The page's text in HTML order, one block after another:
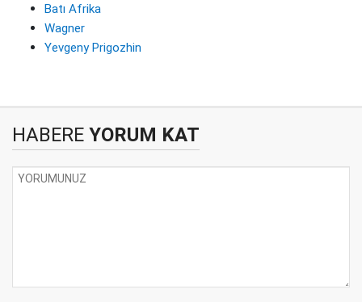
Batı Afrika
Wagner
Yevgeny Prigozhin
HABERE YORUM KAT